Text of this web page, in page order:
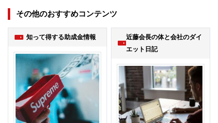
その他のおすすめコンテンツ
知って得する助成金情報
近藤会長の体と会社のダイ
エット日記